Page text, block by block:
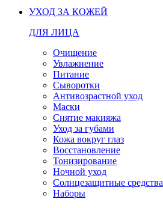
УХОД ЗА КОЖЕЙ
ДЛЯ ЛИЦА
Очищение
Увлажнение
Питание
Сыворотки
Антивозрастной уход
Маски
Снятие макияжа
Уход за губами
Кожа вокруг глаз
Восстановление
Тонизирование
Ночной уход
Солнцезащитные средства
Наборы